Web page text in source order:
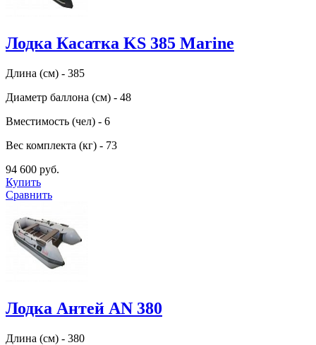
Лодка Касатка KS 385 Marine
Длина (см) - 385
Диаметр баллона (см) - 48
Вместимость (чел) - 6
Вес комплекта (кг) - 73
94 600 руб.
Купить
Сравнить
Лодка Антей AN 380
Длина (см) - 380